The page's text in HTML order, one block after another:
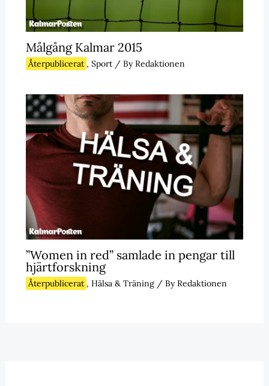
Målgång Kalmar 2015
Återpublicerat , Sport/ ByRedaktionen
”Women in red” samlade in pengar till
hjärtforskning
Återpublicerat , Hälsa & Träning/ ByRedaktionen